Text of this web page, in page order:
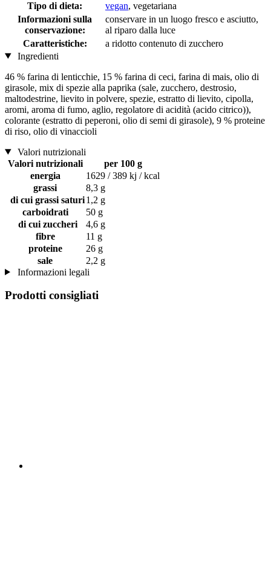
Tipo di dieta: vegan, vegetariana
Informazioni sulla
conservazione:
conservare in un luogo fresco e asciutto,
al riparo dalla luce
Caratteristiche:
a ridotto contenuto di zucchero
Ingredienti
46 % farina di lenticchie, 15 % farina di ceci, farina di mais, olio di
girasole, mix di spezie alla paprika (sale, zucchero, destrosio,
maltodestrine, lievito in polvere, spezie, estratto di lievito, cipolla,
aromi, aroma di fumo, aglio, regolatore di acidità (acido citrico)),
colorante (estratto di peperoni, olio di semi di girasole), 9 % proteine
​​di riso, olio di vinaccioli
Valori nutrizionali
Valori nutrizionali
per 100 g
energia
1629 / 389 kj / kcal
grassi
8,3 g
di cui grassi saturi1,2 g
carboidrati
50 g
di cui zuccheri
4,6 g
fibre
11 g
proteine
26 g
sale
2,2 g
Informazioni legali
Prodotti consigliati